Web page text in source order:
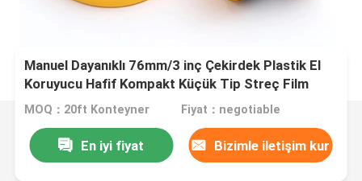
Manuel Dayanıklı 76mm/3 inç Çekirdek Plastik El
Koruyucu Hafif Kompakt Küçük Tip Streç Film
Sarma Dispenseri
MOQ：20ft Konteyner Fiyat：negotiable
En iyi fiyat Bizimle iletişim kur